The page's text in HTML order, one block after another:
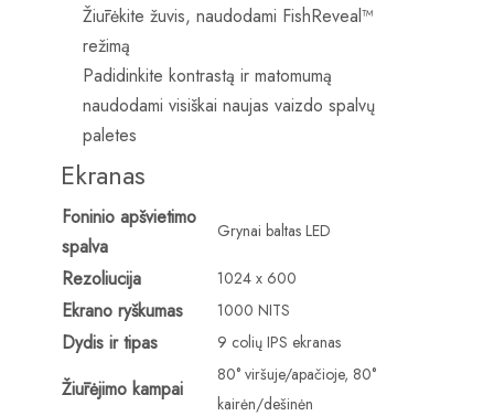
Žiūrėkite žuvis, naudodami FishReveal™
režimą
Padidinkite kontrastą ir matomumą
naudodami visiškai naujas vaizdo spalvų
paletes
Ekranas
Foninio apšvietimo
spalva
Grynai baltas LED
Rezoliucija 1024 x 600
Ekrano ryškumas 1000 NITS
Dydis ir tipas 9 colių IPS ekranas
Žiūrėjimo kampai
80° viršuje/apačioje, 80°
kairėn/dešinėn